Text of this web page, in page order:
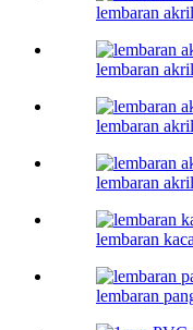
lembaran
lembaran
lembaran
lembaran
lembaran
lembaran